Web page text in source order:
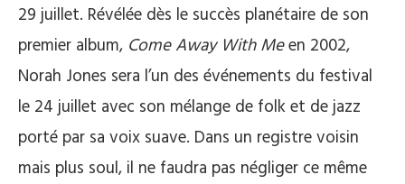
29 juillet. Révélée dès le succès planétaire de son
premier album, Come Away With Meen 2002,
Norah Jones sera l’un des événements du festival
le 24 juillet avec son mélange de folk et de jazz
porté par sa voix suave. Dans un registre voisin
mais plus soul, il ne faudra pas négliger ce même